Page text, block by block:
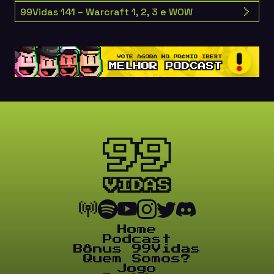
99Vidas 141 – Warcraft 1, 2, 3 e WOW
Home
Podcast
Bônus 99Vidas
Quem Somos?
Jogo